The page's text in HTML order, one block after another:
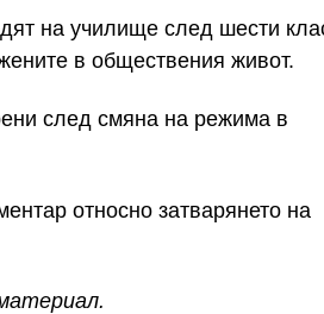
на училище след шести
в обществения живот.
след смяна на режима в
относно затварянето на